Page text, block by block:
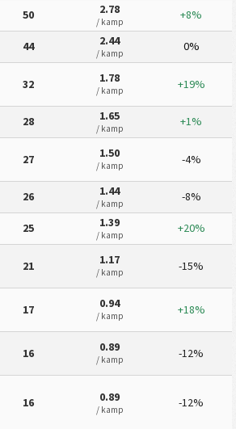
50 2.78
/ kamp +8%
44 2.44
/ kamp 0%
32 1.78
/ kamp +19%
28 1.65
/ kamp +1%
27 1.50
/ kamp -4%
26 1.44
/ kamp -8%
25 1.39
/ kamp +20%
21 1.17
/ kamp -15%
17 0.94
/ kamp +18%
16 0.89
/ kamp -12%
16 0.89
/ kamp -12%